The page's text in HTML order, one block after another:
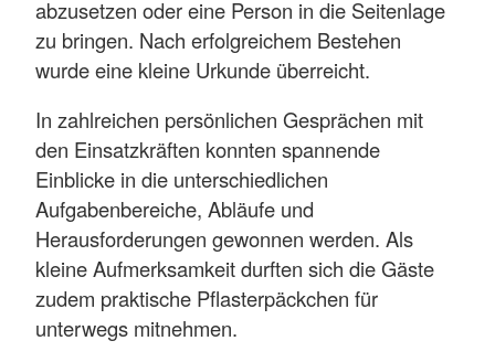
abzusetzen oder eine Person in die Seitenlage
zu bringen. Nach erfolgreichem Bestehen
wurde eine kleine Urkunde überreicht.
In zahlreichen persönlichen Gesprächen mit
den Einsatzkräften konnten spannende
Einblicke in die unterschiedlichen
Aufgabenbereiche, Abläufe und
Herausforderungen gewonnen werden. Als
kleine Aufmerksamkeit durften sich die Gäste
zudem praktische Pflasterpäckchen für
unterwegs mitnehmen.